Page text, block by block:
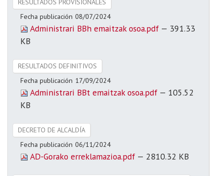
Fecha publicación 08/07/2024
Administrari BBh emaitzak osoa.pdf — 391.33
KB
RESULTADOS DEFINITIVOS
Fecha publicación 17/09/2024
Administrari BBt emaitzak osoa.pdf — 105.52
KB
DECRETO DE ALCALDÍA
Fecha publicación 06/11/2024
AD-Gorako erreklamazioa.pdf — 2810.32 KB